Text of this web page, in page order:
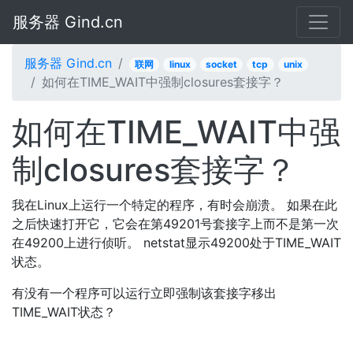
服务器 Gind.cn
服务器 Gind.cn 联网 linux socket tcp unix
如何在TIME_WAIT中强制closures套接字？
如何在TIME_WAIT中强
制closures套接字？
我在Linux上运行一个特定的程序，有时会崩溃。 如果在此
之后快速打开它，它会在第49201号套接字上而不是第一次
在49200上进行侦听。 netstat显示49200处于TIME_WAIT
状态。
有没有一个程序可以运行立即强制该套接字移出
TIME_WAIT状态？